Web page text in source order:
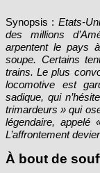
Synopsis : Etats-
des millions
arpentent le pays
soupe. Certains
trains. Le plus
locomotive est
sadique, qui
trimardeurs » qui
légendaire,
L’affrontement
À bout de